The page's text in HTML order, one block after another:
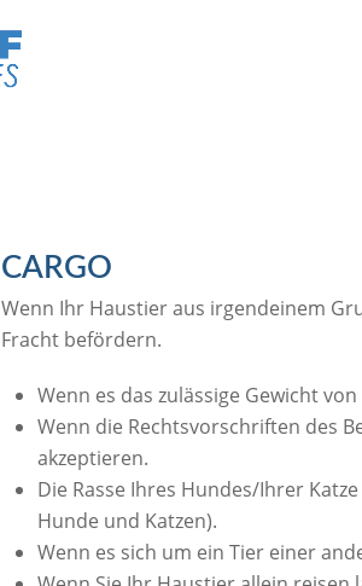
CARGO
Wenn Ihr Haustier aus irgendeinem
Fracht befördern.
Wenn es das zulässige Gewicht
Wenn die Rechtsvorschriften des
akzeptieren.
Die Rasse Ihres Hundes/Ihrer
Hunde und Katzen).
Wenn es sich um ein Tier einer